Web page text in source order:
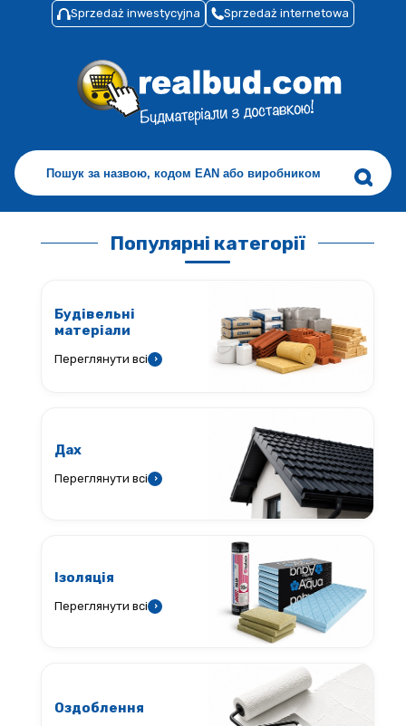
Sprzedaż inwestycyjna Sprzedaż internetowa
Популярні категорії
Будівельні
матеріали
Переглянути всі ›
Дах
Переглянути всі ›
Ізоляція
Переглянути всі ›
Оздоблення